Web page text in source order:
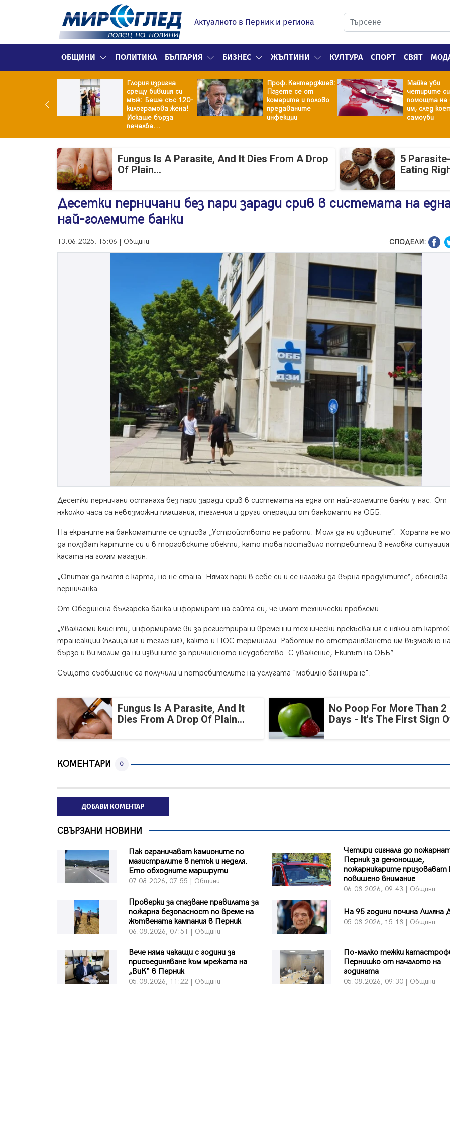
Актуалното в Перник и региона
ОБЩИНИ ПОЛИТИКА БЪЛГАРИЯ БИЗНЕС ЖЪЛТИНИ КУЛТУРА СПОРТ СВЯТ
Глория изригна
срещу бившия си
мъж: Беше със 120-
килограмова жена!
Искаше бърза
печалба...
Проф.Кантарджиев:
Пазете се от
комарите и полово
предаваните
инфекции
Майка уби
четирите
помощта на
им, след
самоуби
Fungus Is A Parasite, And It Dies From A Drop
Of Plain...
5
Eating
Десетки перничани без пари заради срив в системата на
най-големите банки
13.06.2025, 15:06 | Общини СПОДЕЛИ:
Десетки перничани останаха без пари заради срив в системата на една от най-големите банки у нас. От
няколко часа са невъзможни плащания, тегления и други операции от банкомати на ОББ.
На екраните на банкоматите се изписва „Устройството не работи. Моля да ни извините”. Хората не
да ползват картите си и в търговските обекти, като това поставило потребители в неловка ситуация
касата на голям магазин.
„Опитах да платя с карта, но не стана. Нямах пари в себе си и се наложи да върна продуктите“, обяснява
перничанка.
От Обединена българска банка информират на сайта си, че имат технически проблеми.
„Уважаеми клиенти, информираме ви за регистрирани временни технически прекъсвания с някои от
трансакции (плащания и тегления), както и ПОС терминали. Работим по отстраняването им възможно
бързо и ви молим да ни извините за причиненото неудобство. С уважение, Екипът на ОББ”.
Същото съобщение са получили и потребителите на услугата "мобилно банкиране".
Fungus Is A Parasite, And It
Dies From A Drop Of Plain...
No Poop For More Than 2
Days - It's The First Sign
КОМЕНТАРИ 0
ДОБАВИ КОМЕНТАР
СВЪРЗАНИ НОВИНИ
Пак ограничават камионите по
магистралите в петък и неделя.
Ето обходните маршрути
07.08.2026, 07:55 | Общини
Четири сигнала до
Перник за денонощие,
пожарникарите призовават
повишено внимание
06.08.2026, 09:43 | Общини
Проверки за спазване правилата за
пожарна безопасност по време на
жътвената кампания в Перник
06.08.2026, 07:51 | Общини
На 95 години почина Лиляна
05.08.2026, 15:18 | Общини
Вече няма чакащи с години за
присъединяване към мрежата на
„ВиК“ в Перник
05.08.2026, 11:22 | Общини
По-малко тежки
Пернишко от началото на
годината
05.08.2026, 09:30 | Общини